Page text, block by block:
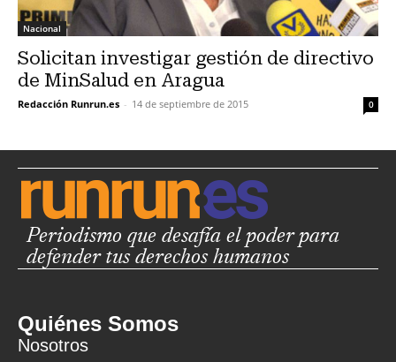
Nacional
Solicitan investigar gestión de directivo
de MinSalud en Aragua
Redacción Runrun.es - 14 de septiembre de 2015 0
Periodismo que desafía el poder para
defender tus derechos humanos
Quiénes Somos
Nosotros